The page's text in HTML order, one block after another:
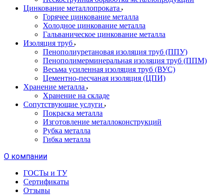
Цинкование металлопроката
Горячее цинкование металла
Холодное цинкование металла
Гальваническое цинкование металла
Изоляция труб
Пенополиуретановая изоляция труб (ППУ)
Пенополимерминеральная изоляция труб (ППМ)
Весьма усиленная изоляция труб (ВУС)
Цементно-песчаная изоляция (ЦПИ)
Хранение металла
Хранение на складе
Сопутствующие услуги
Покраска металла
Изготовление металлоконструкций
Рубка металла
Гибка металла
О компании
ГОСТы и ТУ
Сертификаты
Отзывы